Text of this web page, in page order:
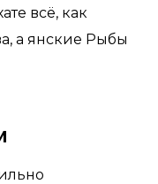
всё, как
а янские Рыбы